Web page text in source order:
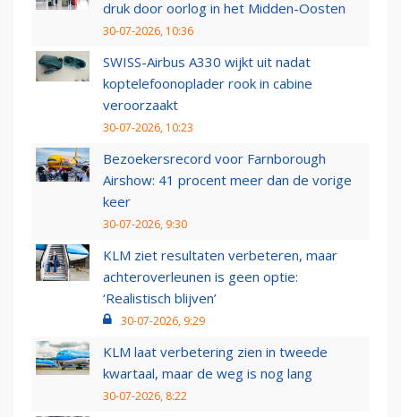
druk door oorlog in het Midden-Oosten
30-07-2026, 10:36
SWISS-Airbus A330 wijkt uit nadat
koptelefoonoplader rook in cabine
veroorzaakt
30-07-2026, 10:23
Bezoekersrecord voor Farnborough
Airshow: 41 procent meer dan de vorige
keer
30-07-2026, 9:30
KLM ziet resultaten verbeteren, maar
achteroverleunen is geen optie:
‘Realistisch blijven’
30-07-2026, 9:29
KLM laat verbetering zien in tweede
kwartaal, maar de weg is nog lang
30-07-2026, 8:22